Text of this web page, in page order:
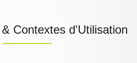
Contextes d'Utilisation